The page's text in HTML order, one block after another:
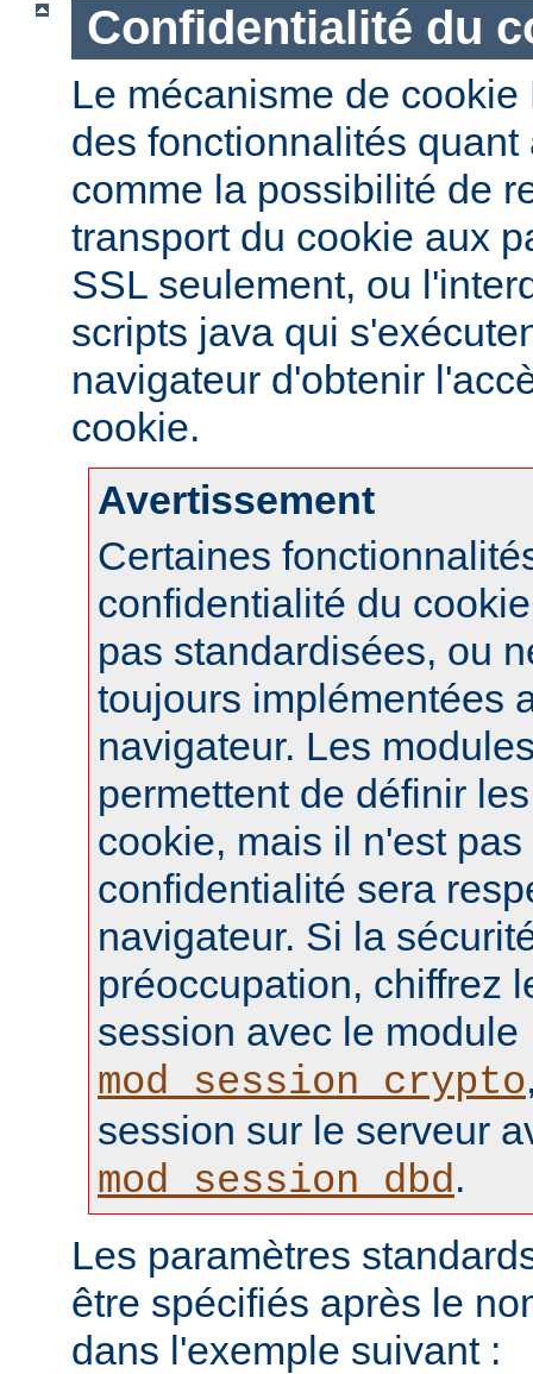
Confidentialité du
Le mécanisme de
des fonctionnalités
comme la possibilité de
transport du cookie aux
SSL seulement, ou
scripts java qui
navigateur d'obtenir
cookie.
Avertissement
Certaines
confidentialité du
pas standardisées, ou
toujours implémentées
navigateur. Les
permettent de définir
cookie, mais il n'est
confidentialité sera
navigateur. Si la
préoccupation, chiffrez
session avec le module
mod_session_crypto
session sur le serveur
mod_session_dbd.
Les paramètres
être spécifiés après le
dans l'exemple suivant :